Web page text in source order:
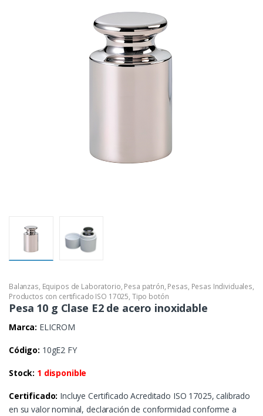
Balanzas, Equipos de Laboratorio, Pesa patrón, Pesas, Pesas Individuales,
Productos con certificado ISO 17025, Tipo botón
Pesa 10 g Clase E2 de acero inoxidable
Marca: ELICROM
Código: 10gE2 FY
Stock: 1 disponible
Certificado: Incluye Certificado Acreditado ISO 17025, calibrado
en su valor nominal, declaración de conformidad conforme a